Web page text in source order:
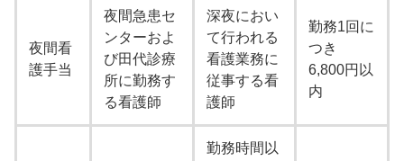
夜間看
護手当
夜間急患セ
ンターおよ
び田代診療
所に勤務す
る看護師
深夜におい
て行われる
看護業務に
従事する看
護師
勤務1回に
つき
6,800円以
内
勤務時間以